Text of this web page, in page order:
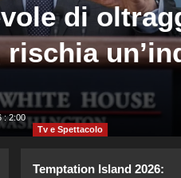
di
: 2:00
Tv e Spettacolo
Temptation Island 2026: